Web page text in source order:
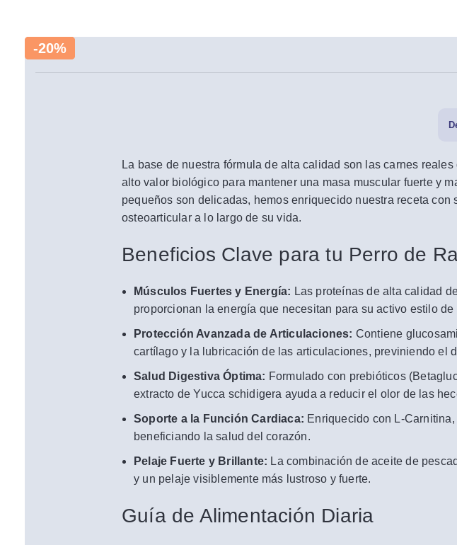
La base de nuestra fórmula de alta calidad son las carnes
alto valor biológico para mantener una masa muscular fuerte y
pequeños son delicadas, hemos enriquecido nuestra receta
osteoarticular a lo largo de su vida.
Beneficios Clave para tu Perro de
Músculos Fuertes y Energía: Las proteínas de alta calidad
proporcionan la energía que necesitan para su activo estilo de
Protección Avanzada de Articulaciones: Contiene
cartílago y la lubricación de las articulaciones, previniendo el
Salud Digestiva Óptima: Formulado con prebióticos
extracto de Yucca schidigera ayuda a reducir el olor de las
Soporte a la Función Cardiaca: Enriquecido con L-
beneficiando la salud del corazón.
Pelaje Fuerte y Brillante: La combinación de aceite de
y un pelaje visiblemente más lustroso y fuerte.
Guía de Alimentación Diaria
-20%
-20%